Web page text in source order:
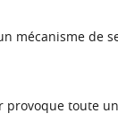
mécanisme de
toute